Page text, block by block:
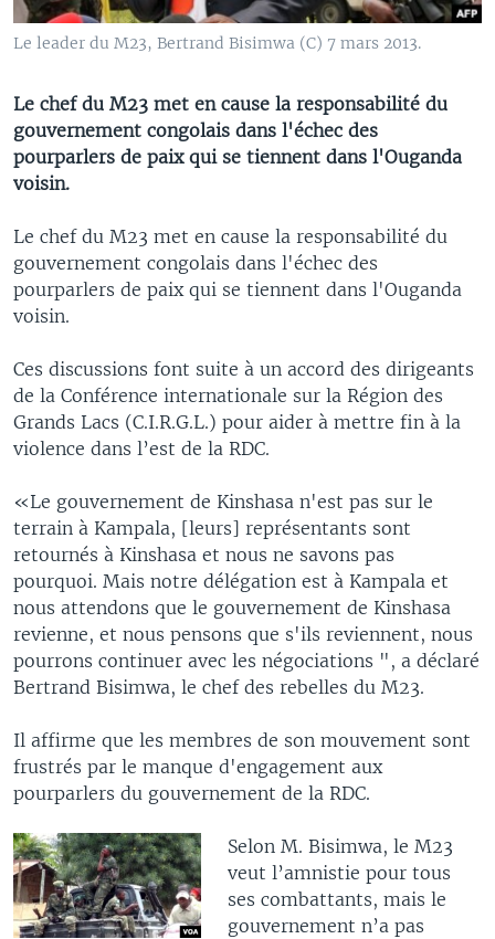
Le leader du M23, Bertrand Bisimwa (C) 7 mars 2013.
Le chef du M23 met en cause la responsabilité du
gouvernement congolais dans l'échec des
pourparlers de paix qui se tiennent dans l'Ouganda
voisin.
Le chef du M23 met en cause la responsabilité du
gouvernement congolais dans l'échec des
pourparlers de paix qui se tiennent dans l'Ouganda
voisin.
Ces discussions font suite à un accord des dirigeants
de la Conférence internationale sur la Région des
Grands Lacs (C.I.R.G.L.) pour aider à mettre fin à la
violence dans l’est de la RDC.
«Le gouvernement de Kinshasa n'est pas sur le
terrain à Kampala, [leurs] représentants sont
retournés à Kinshasa et nous ne savons pas
pourquoi. Mais notre délégation est à Kampala et
nous attendons que le gouvernement de Kinshasa
revienne, et nous pensons que s'ils reviennent, nous
pourrons continuer avec les négociations ", a déclaré
Bertrand Bisimwa, le chef des rebelles du M23.
Il affirme que les membres de son mouvement sont
frustrés par le manque d'engagement aux
pourparlers du gouvernement de la RDC.
Selon M. Bisimwa, le M23
veut l’amnistie pour tous
ses combattants, mais le
gouvernement n’a pas